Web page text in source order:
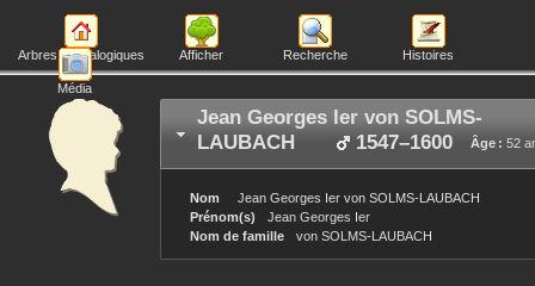
Arbres généalogiques Afficher Recherche Histoires
Média
Jean Georges Ier von SOLMS-
LAUBACH
Âge : 52
1547–1600
Nom Jean Georges Ier von SOLMS-LAUBACH
Prénom(s)
Jean Georges Ier
Nom de famille
von SOLMS-LAUBACH